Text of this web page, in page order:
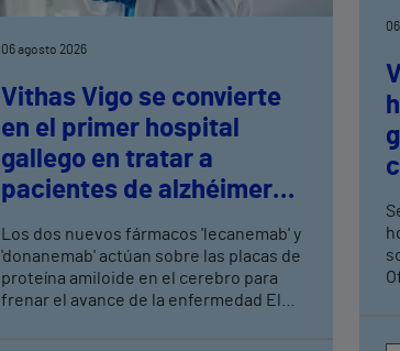
06 agosto 2026
Vithas Vigo se convierte
en el primer hospital
gallego en tratar a
pacientes de alzhéimer
en fase leve con terapias
antiamiloide
Los dos nuevos fármacos 'lecanemab' y
'donanemab' actúan sobre las placas de
proteína amiloide en el cerebro para
frenar el avance de la enfermedad El